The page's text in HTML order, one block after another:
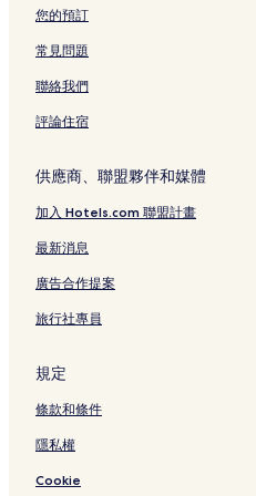
您的預訂
常見問題
聯絡我們
評論住宿
供應商、聯盟夥伴和媒體
加入 Hotels.com 聯盟計畫
最新消息
廣告合作提案
旅行社專員
規定
條款和條件
隱私權
Cookie